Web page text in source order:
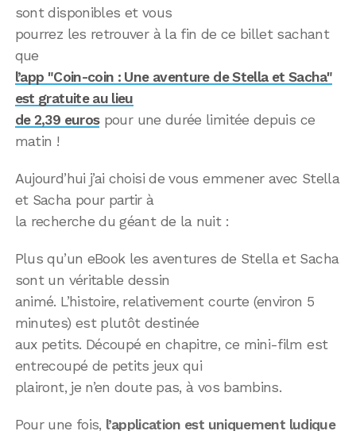
sont disponibles et vous
pourrez les retrouver à la fin de ce billet sachant
que
l’app "Coin-coin : Une aventure de Stella et Sacha"
est gratuite au lieu
de 2,39 eurospour une durée limitée depuis ce
matin !
Aujourd’hui j’ai choisi de vous emmener avec Stella
et Sacha pour partir à
la recherche du géant de la nuit :
Plus qu’un eBook les aventures de Stella et Sacha
sont un véritable dessin
animé. L’histoire, relativement courte (environ 5
minutes) est plutôt destinée
aux petits. Découpé en chapitre, ce mini-film est
entrecoupé de petits jeux qui
plairont, je n’en doute pas, à vos bambins.
Pour une fois, l’application est uniquement ludique